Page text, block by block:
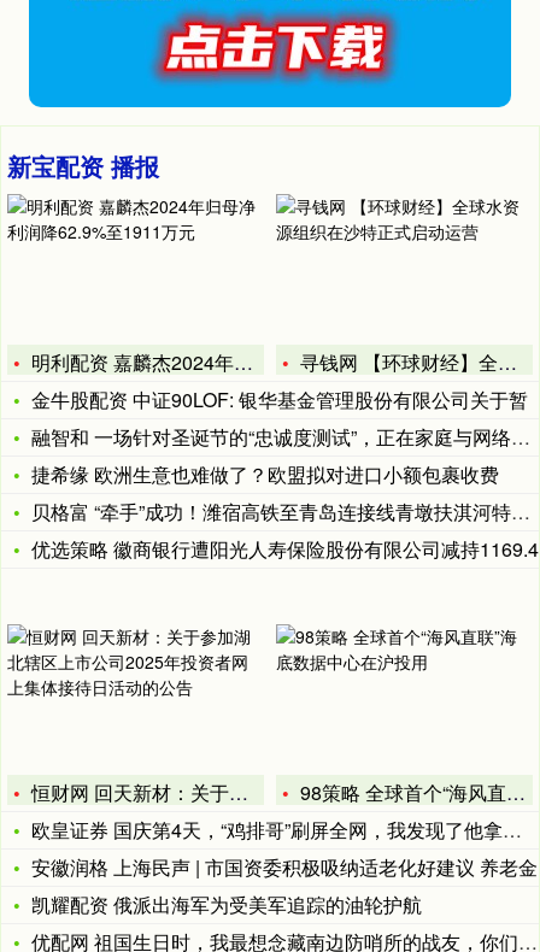
新宝配资 播报
明利配资 嘉麟杰2024年归母净利润降62.9%至1911万
寻钱网 【环球财经】全球水资源组织在沙特正式启动运营
金牛股配资 中证90LOF: 银华基金管理股份有限公司关于暂
融智和 一场针对圣诞节的“忠诚度测试”，正在家庭与网络间蔓延
捷希缘 欧洲生意也难做了？欧盟拟对进口小额包裹收费
贝格富 “牵手”成功！潍宿高铁至青岛连接线青墩扶淇河特大桥1
优选策略 徽商银行遭阳光人寿保险股份有限公司减持1169.4
恒财网 回天新材：关于参加湖北辖区上市公司2025年投资者网
98策略 全球首个“海风直联”海底数据中心在沪投用
欧皇证券 国庆第4天，“鸡排哥”刷屏全网，我发现了他拿捏人性
安徽润格 上海民声 | 市国资委积极吸纳适老化好建议 养老金
凯耀配资 俄派出海军为受美军追踪的油轮护航
优配网 祖国生日时，我最想念藏南边防哨所的战友，你们是祖国的